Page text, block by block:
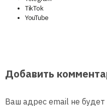
TikTok
YouTube
Добавить
Ваш адрес email не будет